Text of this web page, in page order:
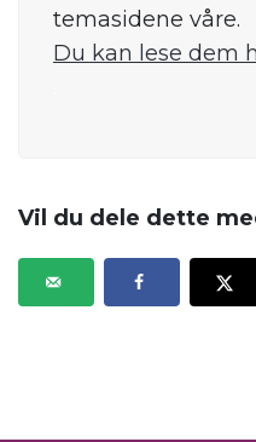
temasidene våre.
Du kan lese dem
Vil du dele dette